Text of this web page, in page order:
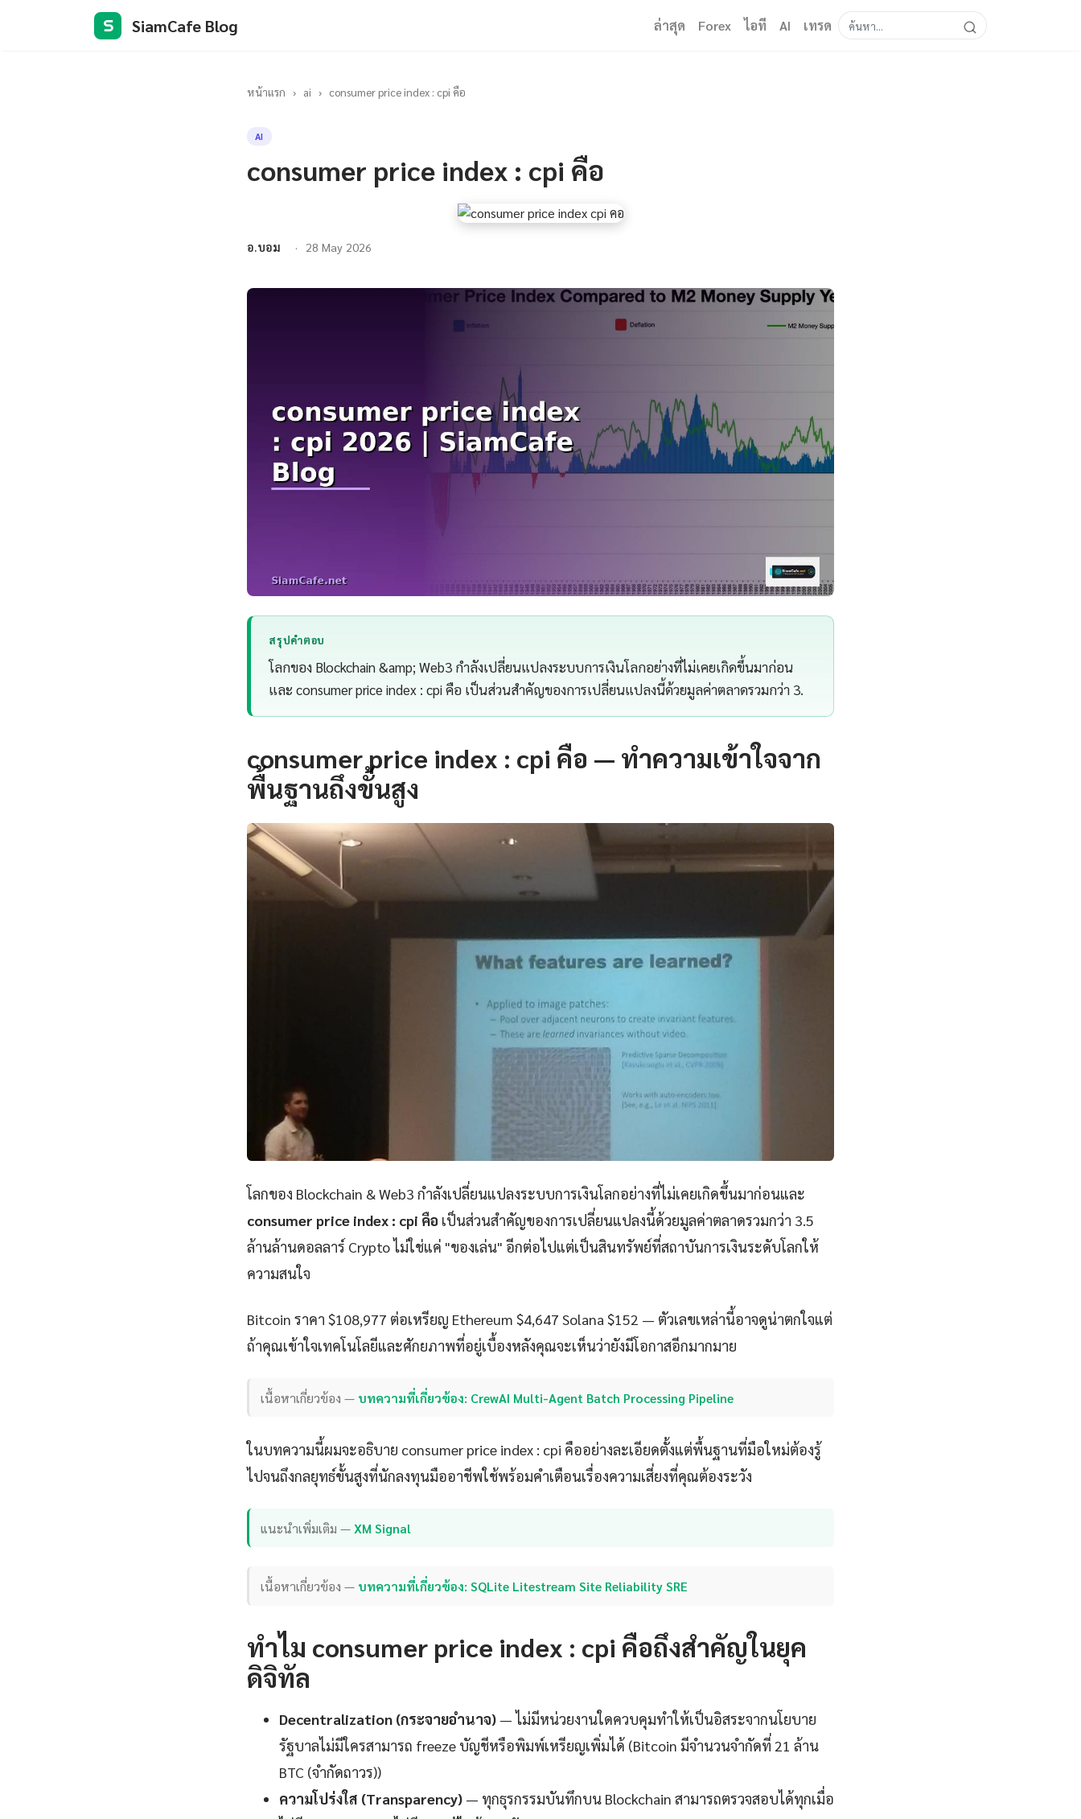
S SiamCafe Blog ล่าสุด Forex ไอที AI เทรด
หน้าแรก › ai › consumer price index : cpi คือ
AI
consumer price index : cpi คือ
อ.บอม 28 May 2026
สรุปคำตอบ
โลกของ Blockchain &amp; Web3 กำลังเปลี่ยนแปลงระบบการเงินโลกอย่างที่ไม่เคยเกิดขึ้นมาก่อน
และ consumer price index : cpi คือ เป็นส่วนสำคัญของการเปลี่ยนแปลงนี้ด้วยมูลค่าตลาดรวมกว่า 3.
consumer price index : cpi คือ — ทำความเข้าใจจาก
พื้นฐานถึงขั้นสูง
โลกของ Blockchain & Web3 กำลังเปลี่ยนแปลงระบบการเงินโลกอย่างที่ไม่เคยเกิดขึ้นมาก่อนและ
consumer price index : cpi คือ เป็นส่วนสำคัญของการเปลี่ยนแปลงนี้ด้วยมูลค่าตลาดรวมกว่า 3.5
ล้านล้านดอลลาร์ Crypto ไม่ใช่แค่ "ของเล่น" อีกต่อไปแต่เป็นสินทรัพย์ที่สถาบันการเงินระดับโลกให้
ความสนใจ
Bitcoin ราคา $108,977 ต่อเหรียญ Ethereum $4,647 Solana $152 — ตัวเลขเหล่านี้อาจดูน่าตกใจแต่
ถ้าคุณเข้าใจเทคโนโลยีและศักยภาพที่อยู่เบื้องหลังคุณจะเห็นว่ายังมีโอกาสอีกมากมาย
เนื้อหาเกี่ยวข้อง — บทความที่เกี่ยวข้อง: CrewAI Multi-Agent Batch Processing Pipeline
ในบทความนี้ผมจะอธิบาย consumer price index : cpi คืออย่างละเอียดตั้งแต่พื้นฐานที่มือใหม่ต้องรู้
ไปจนถึงกลยุทธ์ขั้นสูงที่นักลงทุนมืออาชีพใช้พร้อมคำเตือนเรื่องความเสี่ยงที่คุณต้องระวัง
แนะนำเพิ่มเติม —XM Signal
เนื้อหาเกี่ยวข้อง — บทความที่เกี่ยวข้อง: SQLite Litestream Site Reliability SRE
ทำไม consumer price index : cpi คือถึงสำคัญในยุค
ดิจิทัล
Decentralization (กระจายอำนาจ) — ไม่มีหน่วยงานใดควบคุมทำให้เป็นอิสระจากนโยบาย
รัฐบาลไม่มีใครสามารถ freeze บัญชีหรือพิมพ์เหรียญเพิ่มได้ (Bitcoin มีจำนวนจำกัดที่ 21 ล้าน
BTC (จำกัดถาวร))
ความโปร่งใส (Transparency) — ทุกธุรกรรมบันทึกบน Blockchain สามารถตรวจสอบได้ทุกเมื่อ